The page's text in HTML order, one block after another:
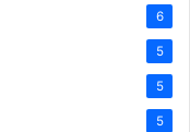
6
5
5
5